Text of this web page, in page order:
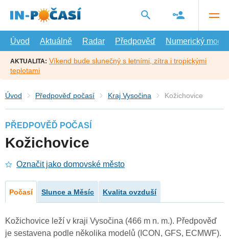
hlavní
Úvod
Aktuálně Radar Předpověď Numerický model
AKTUALITA: Víkend bude slunečný s letními, zítra i tropickými
teplotami
Úvod Předpověď počasí Kraj Vysočina Kožichovice
PŘEDPOVĚĎ POČASÍ
Kožichovice
Označit jako domovské město
Počasí Slunce a Měsíc Kvalita ovzduší
Kožichovice leží v kraji Vysočina (466 m n. m.). Předpověď
je sestavena podle několika modelů (ICON, GFS, ECMWF).